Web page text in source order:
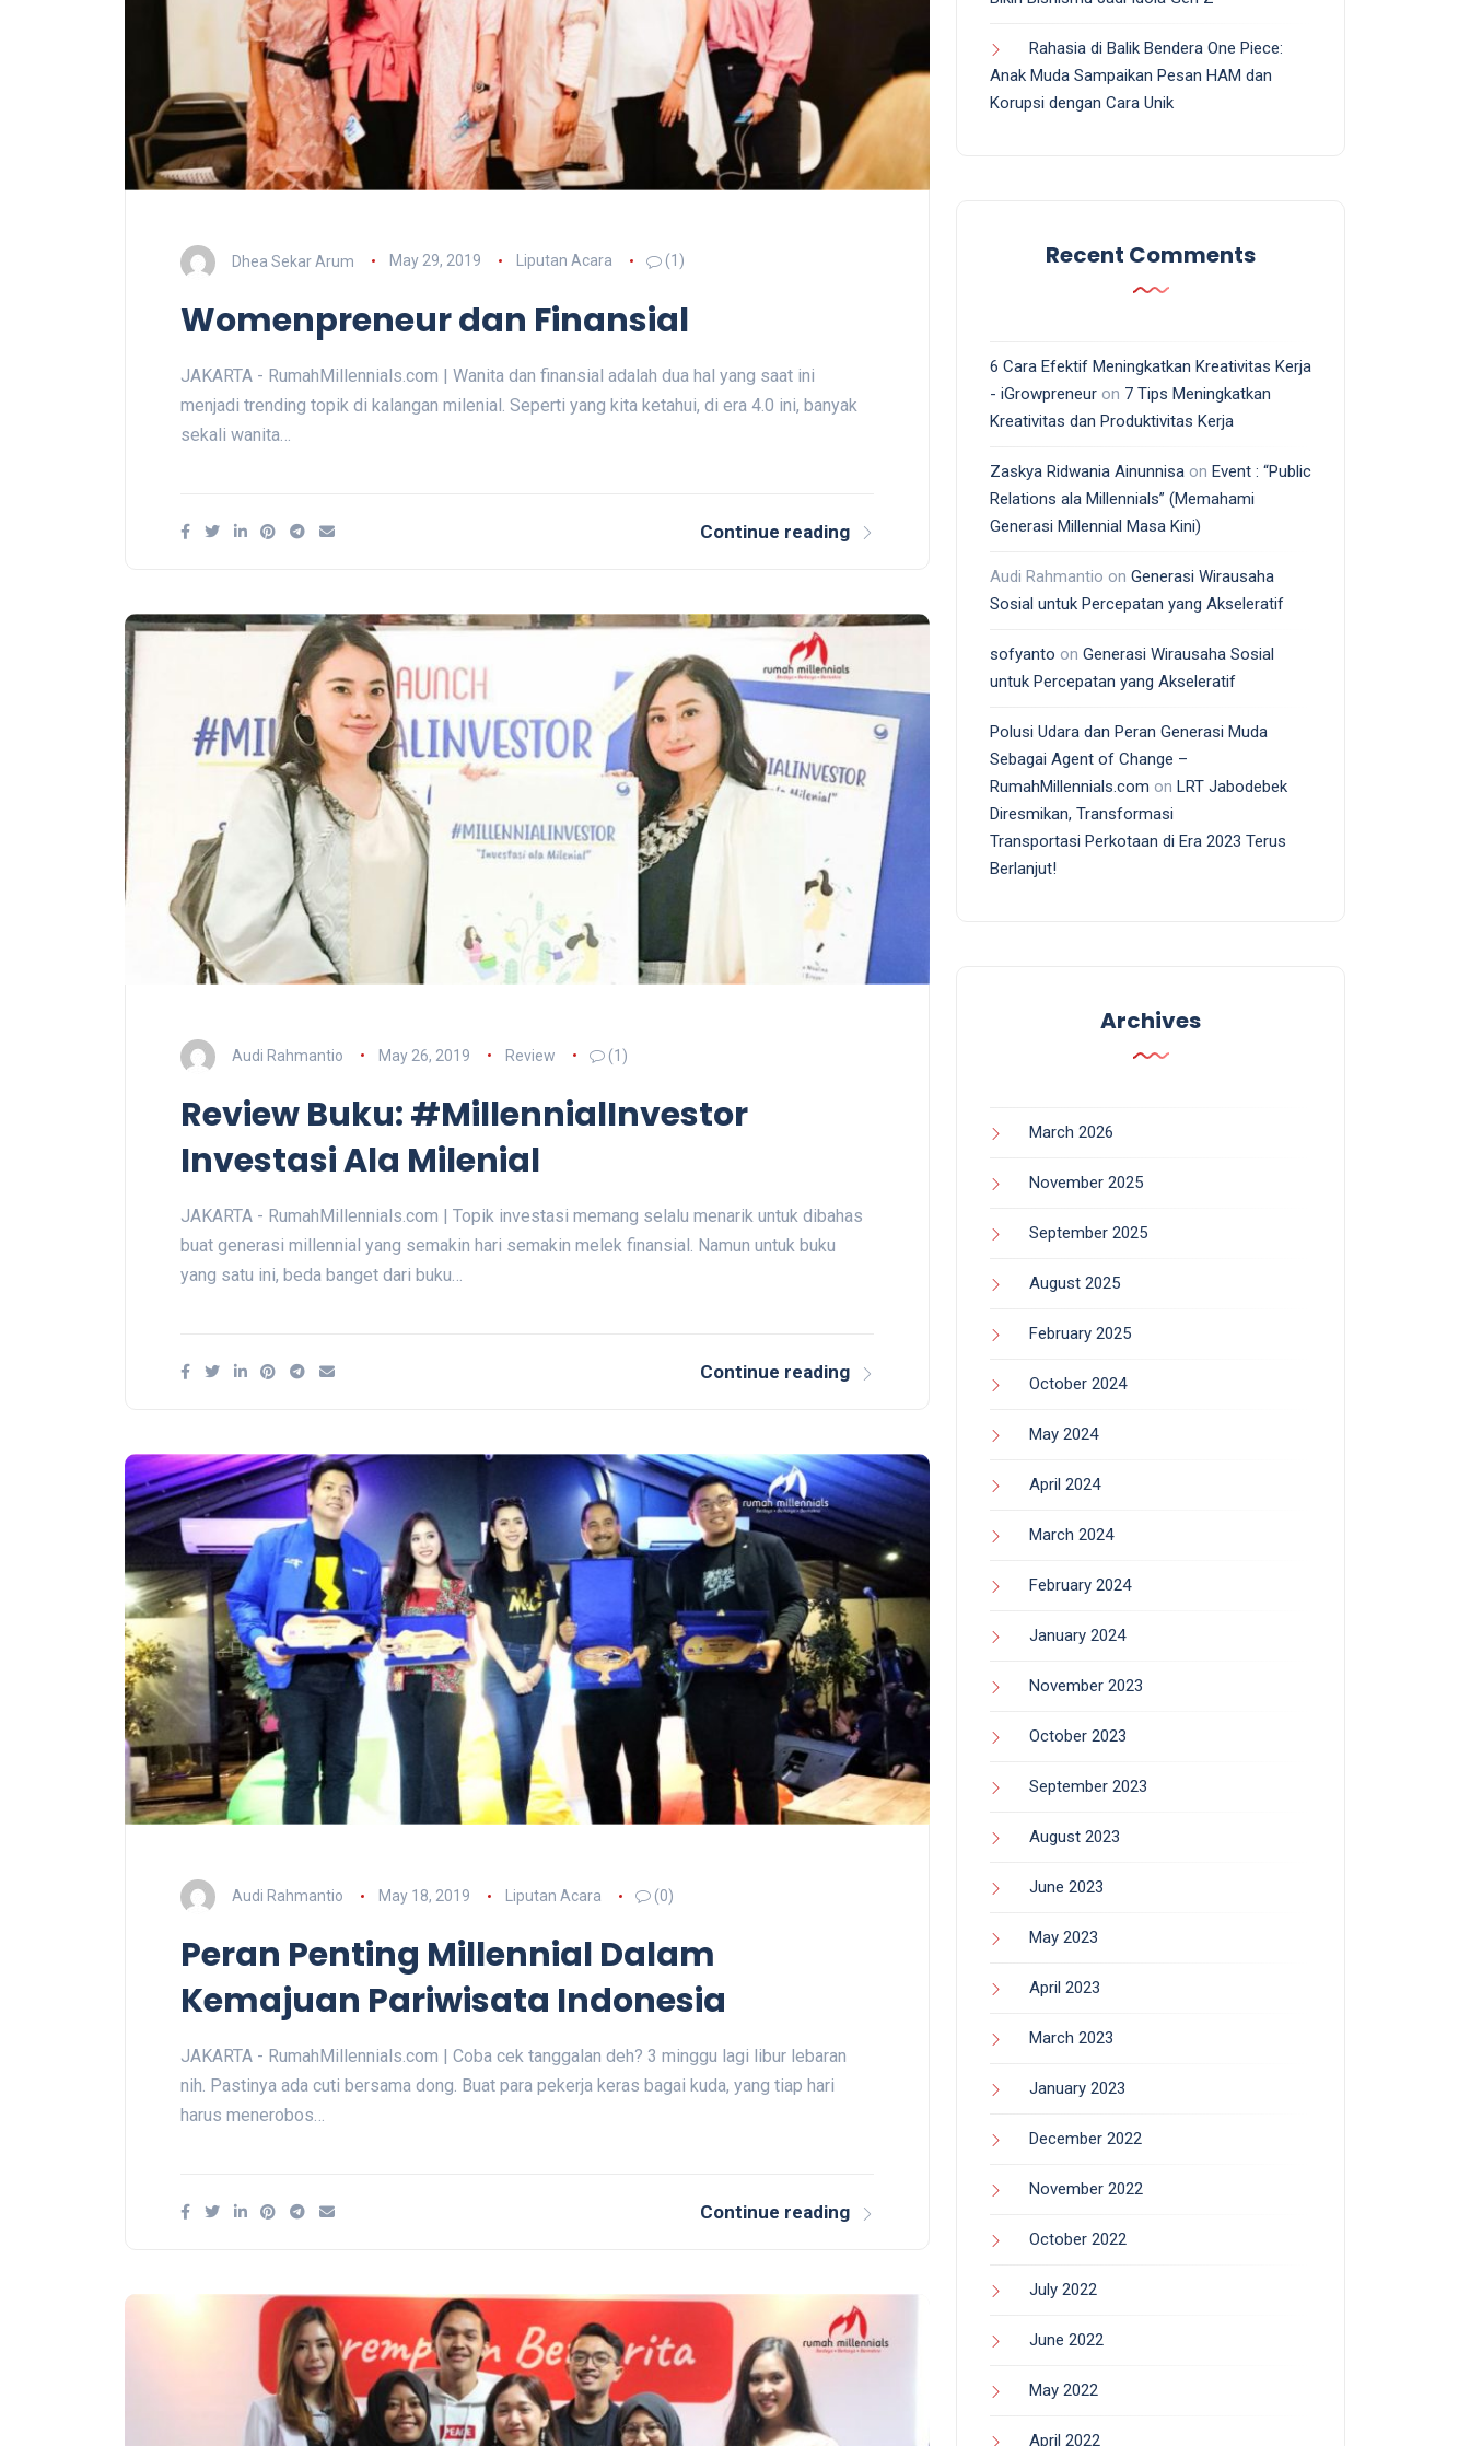
Dhea Sekar Arum May 29, 2019 Liputan Acara (1)
Womenpreneur dan Finansial
JAKARTA - RumahMillennials.com | Wanita dan finansial adalah dua hal yang saat ini
menjadi trending topik di kalangan milenial. Seperti yang kita ketahui, di era 4.0 ini, banyak
sekali wanita…
Continue reading
Audi Rahmantio May 26, 2019 Review (1)
Review Buku: #MillennialInvestor
Investasi Ala Milenial
JAKARTA - RumahMillennials.com | Topik investasi memang selalu menarik untuk dibahas
buat generasi millennial yang semakin hari semakin melek finansial. Namun untuk buku
yang satu ini, beda banget dari buku…
Continue reading
Audi Rahmantio May 18, 2019 Liputan Acara (0)
Peran Penting Millennial Dalam
Kemajuan Pariwisata Indonesia
JAKARTA - RumahMillennials.com | Coba cek tanggalan deh? 3 minggu lagi libur lebaran
nih. Pastinya ada cuti bersama dong. Buat para pekerja keras bagai kuda, yang tiap hari
harus menerobos…
Continue reading
Rahasia di Balik Bendera One Piece:
Anak Muda Sampaikan Pesan HAM dan
Korupsi dengan Cara Unik
Recent Comments
6 Cara Efektif Meningkatkan Kreativitas Kerja
- iGrowpreneur on 7 Tips Meningkatkan
Kreativitas dan Produktivitas Kerja
Zaskya Ridwania Ainunnisa on Event : “Public
Relations ala Millennials” (Memahami
Generasi Millennial Masa Kini)
Audi Rahmantio on Generasi Wirausaha
Sosial untuk Percepatan yang Akseleratif
sofyanto on Generasi Wirausaha Sosial
untuk Percepatan yang Akseleratif
Polusi Udara dan Peran Generasi Muda
Sebagai Agent of Change –
RumahMillennials.com on LRT Jabodebek
Diresmikan, Transformasi
Transportasi Perkotaan di Era 2023 Terus
Berlanjut!
Archives
March 2026
November 2025
September 2025
August 2025
February 2025
October 2024
May 2024
April 2024
March 2024
February 2024
January 2024
November 2023
October 2023
September 2023
August 2023
June 2023
May 2023
April 2023
March 2023
January 2023
December 2022
November 2022
October 2022
July 2022
June 2022
May 2022
April 2022